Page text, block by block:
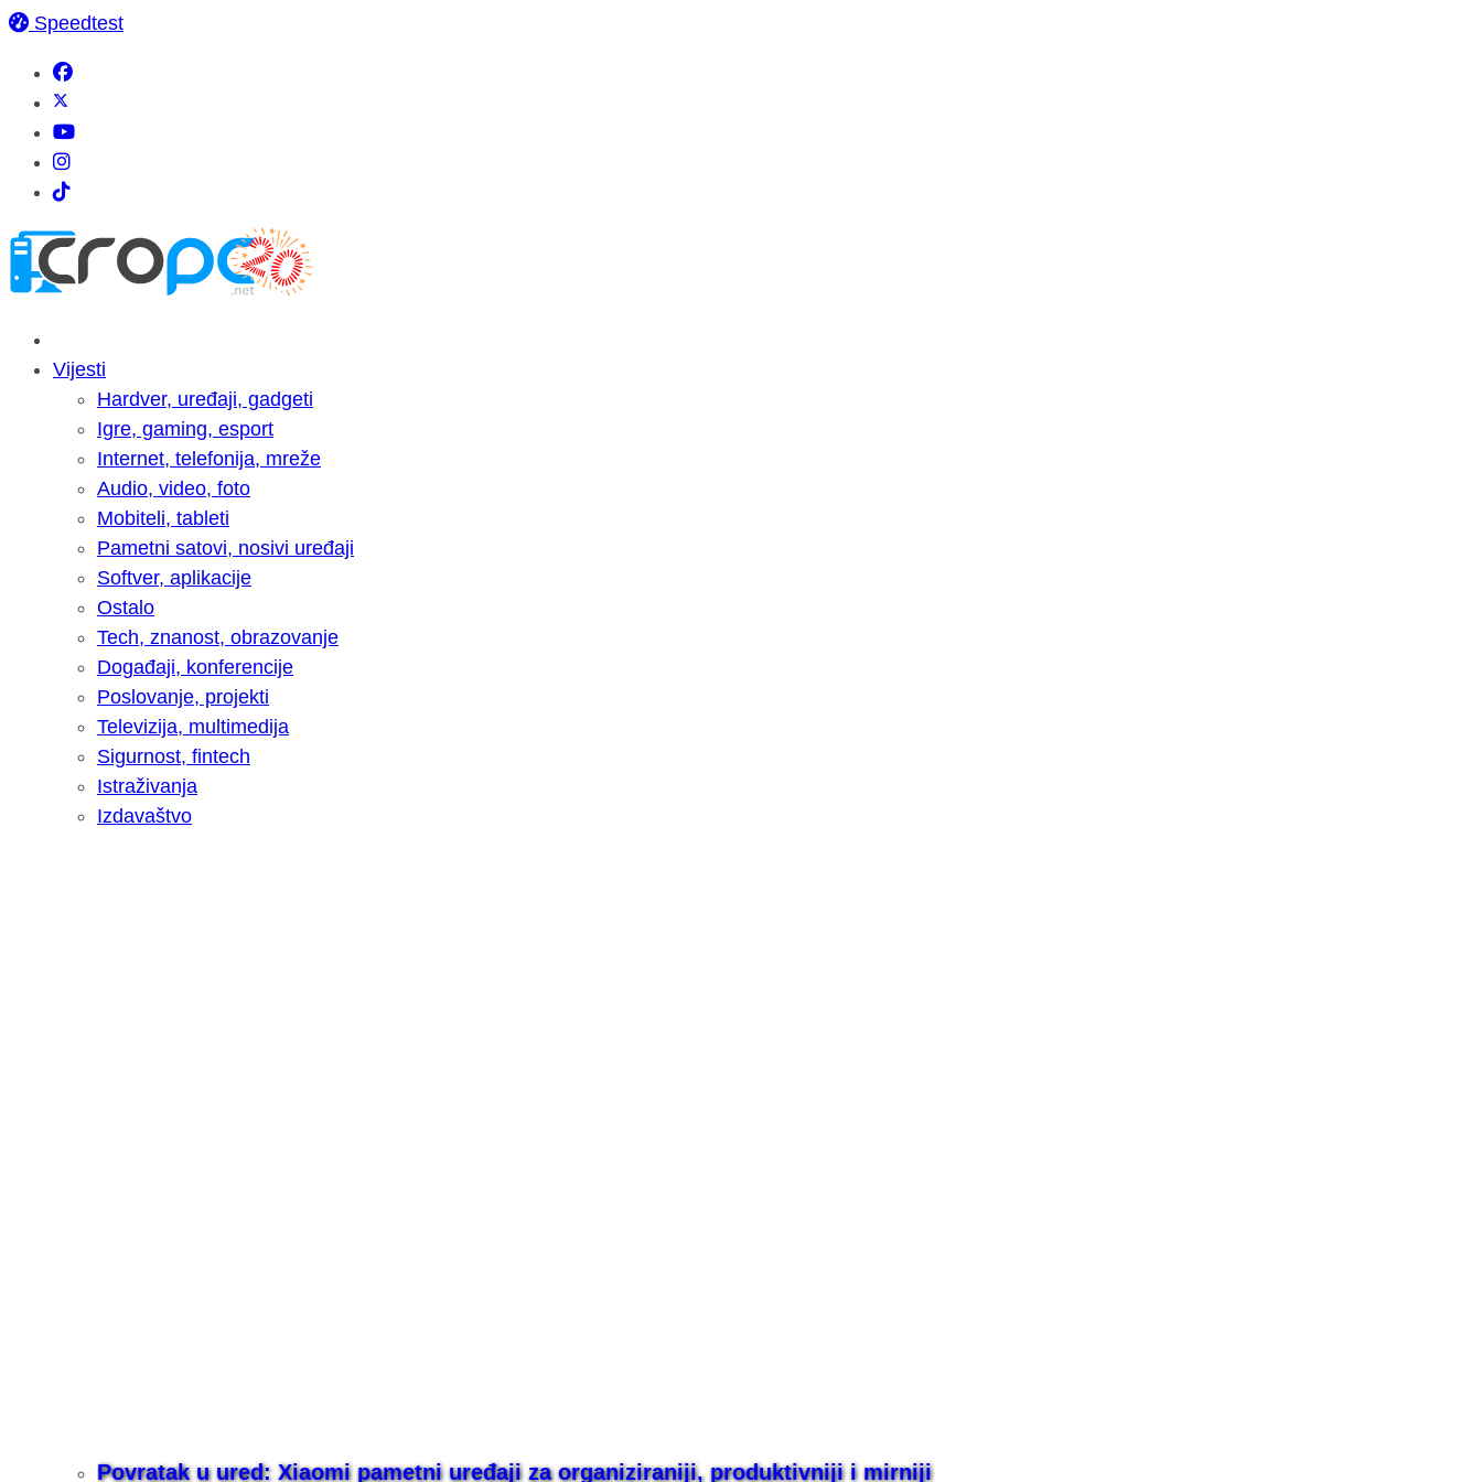
Speedtest
Vijesti
Hardver, uređaji, gadgeti
Igre, gaming, esport
Internet, telefonija, mreže
Audio, video, foto
Mobiteli, tableti
Pametni satovi, nosivi uređaji
Softver, aplikacije
Ostalo
Tech, znanost, obrazovanje
Događaji, konferencije
Poslovanje, projekti
Televizija, multimedija
Sigurnost, fintech
Istraživanja
Izdavaštvo
Povratak u ured: Xiaomi pametni uređaji za organiziraniji, produktivniji i mirniji